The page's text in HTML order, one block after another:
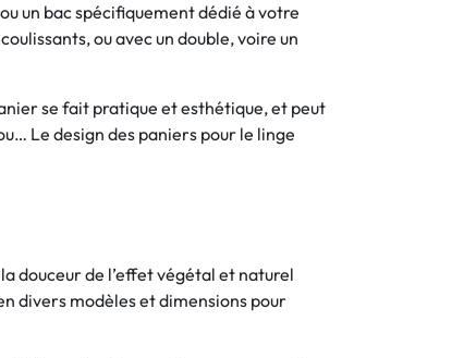
un bac spécifiquement dédié à votre
ou avec un double, voire un
se fait pratique et esthétique, et peut
Le design des paniers pour le linge
douceur de l’effet végétal et naturel
divers modèles et dimensions pour